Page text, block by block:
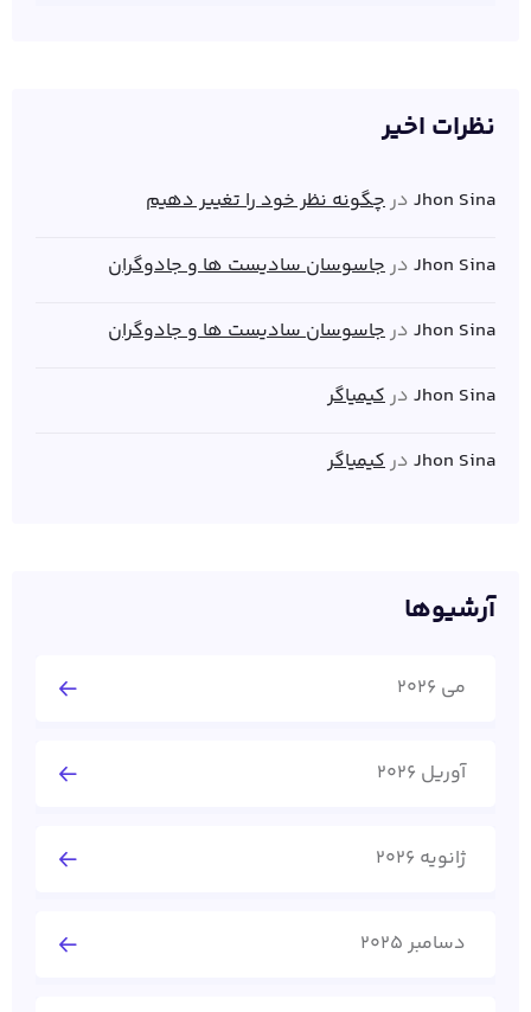
نظرات اخیر
Jhon Sina در چگونه نظر خود را تغییر دهیم
Jhon Sina در جاسوسان سادیست ها و جادوگران
Jhon Sina در جاسوسان سادیست ها و جادوگران
Jhon Sina در کیمیاگر
Jhon Sina در کیمیاگر
آرشیوها
می 2026
آوریل 2026
ژانویه 2026
دسامبر 2025